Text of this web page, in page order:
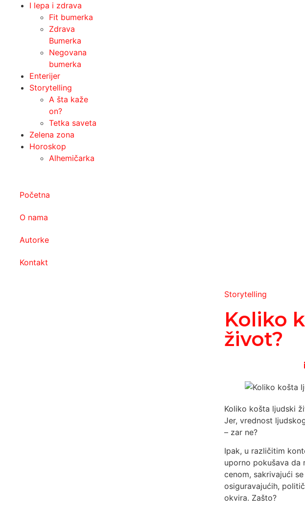
I lepa i zdrava
Fit bumerka
Zdrava
Bumerka
Negovana
bumerka
Enterijer
Storytelling
A šta kaže
on?
Tetka saveta
Zelena zona
Horoskop
Alhemičarka
Početna
O nama
Autorke
Kontakt
Storytelling
Koliko
život?
Koliko košta ljudski
Jer, vrednost
– zar ne?
Ipak, u različitim
uporno pokušava da
cenom, sakrivajući
osiguravajućih,
okvira. Zašto?